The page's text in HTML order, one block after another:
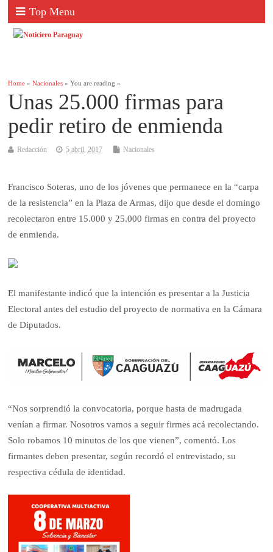
Top Menu
Home »Nacionales » You are reading »
Unas 25.000 firmas para
pedir retiro de enmienda
Redacción 5 abril, 2017 Nacionales
Francisco Soteras, uno de los jóvenes que permanece en la “carpa
de la resistencia” en la Plaza de Armas, dijo que desde el domingo
recolectaron entre 15.000 y 25.000 firmas en contra del proyecto
de enmienda.
El manifestante indicó que la intención es presentar a la Justicia
Electoral antes del estudio del proyecto de normativa en la Cámara
de Diputados.
“Nos sorprendió la convocatoria, porque hasta de madrugada
venían a firmar. Nosotros vamos a seguir firmes acá recolectando.
Solo robamos 10 minutos de los que vienen”, comentó. Los
firmantes deben presentar, según recordó el entrevistado, su
respectiva cédula de identidad.